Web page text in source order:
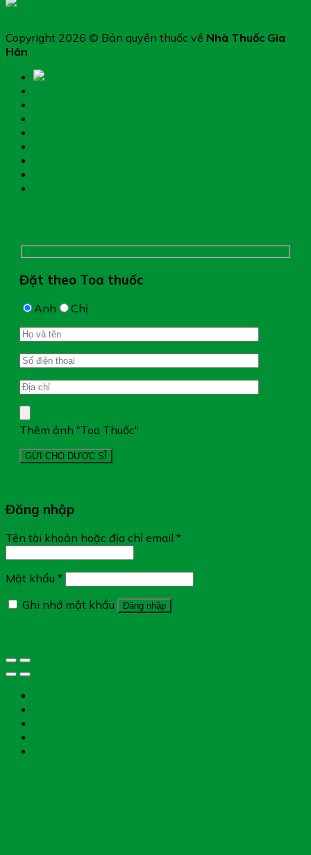
Copyright 2026 © Bản quyền thuốc về Nhà Thuốc Gia
Hân
Đặt theo Toa thuốc
Anh Chị
Thêm ảnh "Toa Thuốc"
Đăng nhập
Tên tài khoản hoặc địa chỉ email *
Mật khẩu *
Ghi nhớ mật khẩu
Đăng nhập